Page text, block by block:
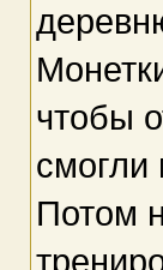
чтобы
смогли
Потом